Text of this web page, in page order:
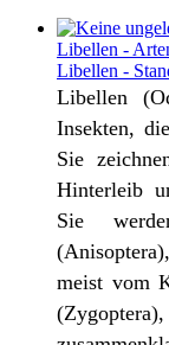
Libellen -
Libellen -
Libellen
Insekten,
Sie
Hinterleib
Sie
meist vom